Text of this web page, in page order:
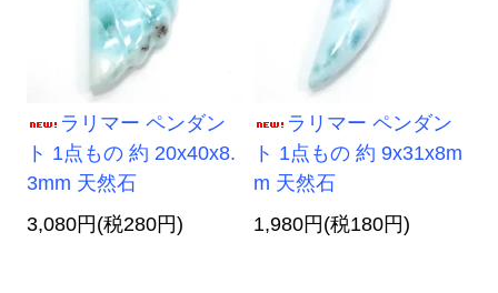
ラリマー ペンダン
ト 1点もの 約 20x40x8.
3mm 天然石
3,080円(税280円)
ラリマー ペンダン
ト 1点もの 約 9x31x8m
m 天然石
1,980円(税180円)